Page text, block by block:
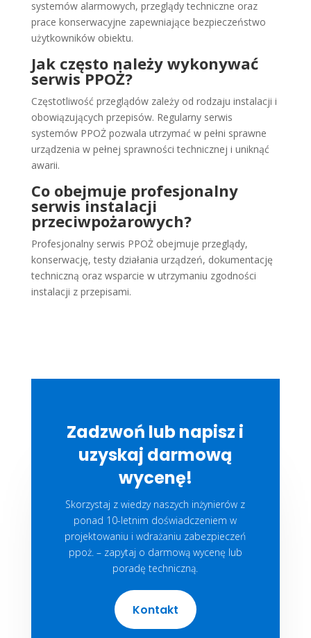
systemów alarmowych, przeglądy techniczne oraz
prace konserwacyjne zapewniające bezpieczeństwo
użytkowników obiektu.
Jak często należy wykonywać
serwis PPOŻ?
Częstotliwość przeglądów zależy od rodzaju instalacji i
obowiązujących przepisów. Regularny serwis
systemów PPOŻ pozwala utrzymać w pełni sprawne
urządzenia w pełnej sprawności technicznej i uniknąć
awarii.
Co obejmuje profesjonalny
serwis instalacji
przeciwpożarowych?
Profesjonalny serwis PPOŻ obejmuje przeglądy,
konserwację, testy działania urządzeń, dokumentację
techniczną oraz wsparcie w utrzymaniu zgodności
instalacji z przepisami.
Zadzwoń lub napisz i
uzyskaj darmową
wycenę!
Skorzystaj z wiedzy naszych inżynierów z
ponad 10-letnim doświadczeniem w
projektowaniu i wdrażaniu zabezpieczeń
ppoż. – zapytaj o darmową wycenę lub
poradę techniczną.
Kontakt